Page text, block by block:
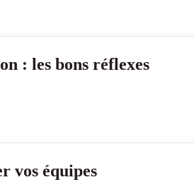
: les bons réflexes
vos équipes